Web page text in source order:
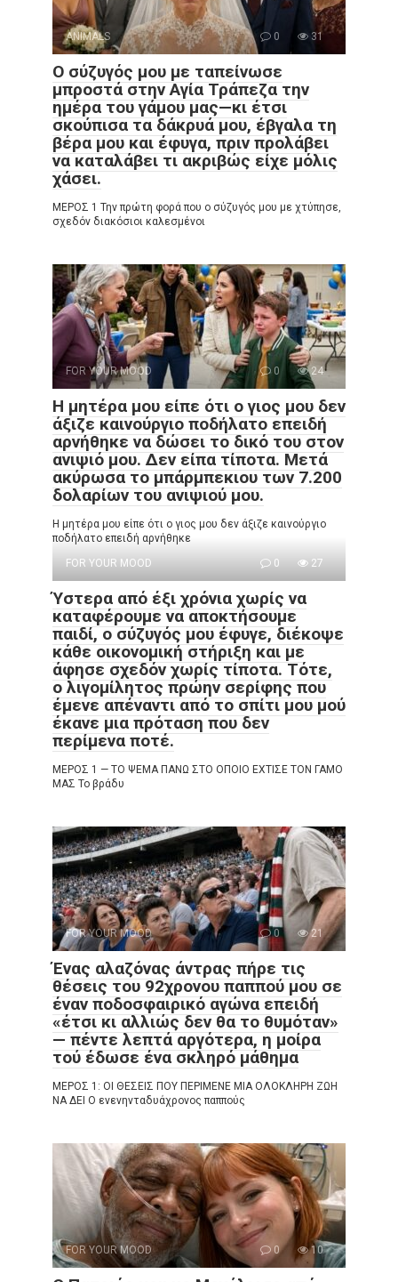
ANIMALS 0 31
Ο σύζυγός μου με ταπείνωσε
μπροστά στην Αγία Τράπεζα την
ημέρα του γάμου μας—κι έτσι
σκούπισα τα δάκρυά μου, έβγαλα τη
βέρα μου και έφυγα, πριν προλάβει
να καταλάβει τι ακριβώς είχε μόλις
χάσει.
ΜΕΡΟΣ 1 Την πρώτη φορά που ο σύζυγός μου με χτύπησε,
σχεδόν διακόσιοι καλεσμένοι
FOR YOUR MOOD 0 24
Η μητέρα μου είπε ότι ο γιος μου δεν
άξιζε καινούργιο ποδήλατο επειδή
αρνήθηκε να δώσει το δικό του στον
ανιψιό μου. Δεν είπα τίποτα. Μετά
ακύρωσα το μπάρμπεκιου των 7.200
δολαρίων του ανιψιού μου.
Η μητέρα μου είπε ότι ο γιος μου δεν άξιζε καινούργιο
ποδήλατο επειδή αρνήθηκε
FOR YOUR MOOD
0 27
Ύστερα από έξι χρόνια χωρίς να
καταφέρουμε να αποκτήσουμε
παιδί, ο σύζυγός μου έφυγε, διέκοψε
κάθε οικονομική στήριξη και με
άφησε σχεδόν χωρίς τίποτα. Τότε,
ο λιγομίλητος πρώην σερίφης που
έμενε απέναντι από το σπίτι μου μού
έκανε μια πρόταση που δεν
περίμενα ποτέ.
ΜΕΡΟΣ 1 — ΤΟ ΨΕΜΑ ΠΑΝΩ ΣΤΟ ΟΠΟΙΟ ΕΧΤΙΣΕ ΤΟΝ ΓΑΜΟ
ΜΑΣ Το βράδυ
FOR YOUR MOOD 0 21
Ένας αλαζόνας άντρας πήρε τις
θέσεις του 92χρονου παππού μου σε
έναν ποδοσφαιρικό αγώνα επειδή
«έτσι κι αλλιώς δεν θα το θυμόταν»
— πέντε λεπτά αργότερα, η μοίρα
τού έδωσε ένα σκληρό μάθημα
ΜΕΡΟΣ 1: ΟΙ ΘΕΣΕΙΣ ΠΟΥ ΠΕΡΙΜΕΝΕ ΜΙΑ ΟΛΟΚΛΗΡΗ ΖΩΗ
ΝΑ ΔΕΙ Ο ενενηνταδυάχρονος παππούς
FOR YOUR MOOD 0 10